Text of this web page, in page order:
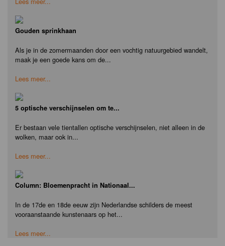
Gouden sprinkhaan
Als je in de zomermaanden door een vochtig natuurgebied wandelt,
maak je een goede kans om de...
Lees meer...
5 optische verschijnselen om te...
Er bestaan vele tientallen optische verschijnselen, niet alleen in de
wolken, maar ook in...
Lees meer...
Column: Bloemenpracht in Nationaal...
In de 17de en 18de eeuw zijn Nederlandse schilders de meest
vooraanstaande kunstenaars op het...
Lees meer...